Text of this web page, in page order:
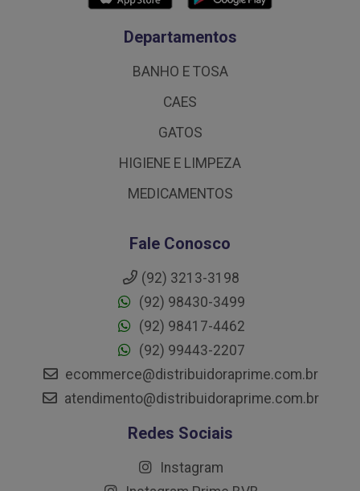
Departamentos
BANHO E TOSA
CAES
GATOS
HIGIENE E LIMPEZA
MEDICAMENTOS
Fale Conosco
(92) 3213-3198
(92) 98430-3499
(92) 98417-4462
(92) 99443-2207
ecommerce@distribuidoraprime.com.br
atendimento@distribuidoraprime.com.br
Redes Sociais
Instagram